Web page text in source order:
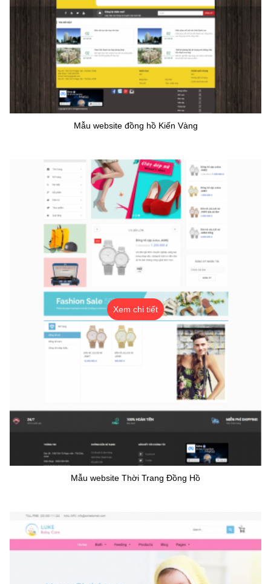
Mẫu website đồng hồ Kiến Vàng
Xem chi tiết
Mẫu website Thời Trang Đồng Hồ